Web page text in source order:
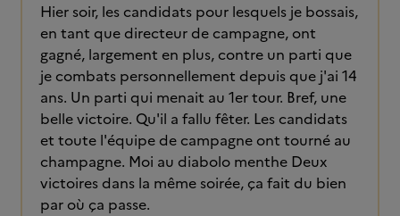
Hier soir, les candidats pour lesquels je bossais,
en tant que directeur de campagne, ont
gagné, largement en plus, contre un parti que
je combats personnellement depuis que j'ai 14
ans. Un parti qui menait au 1er tour. Bref, une
belle victoire. Qu'il a fallu fêter. Les candidats
et toute l'équipe de campagne ont tourné au
champagne. Moi au diabolo menthe Deux
victoires dans la même soirée, ça fait du bien
par où ça passe.